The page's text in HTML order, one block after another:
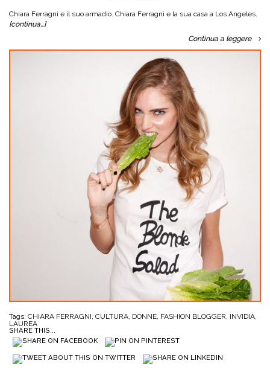
Chiara Ferragni e il suo armadio. Chiara Ferragni e la sua casa a Los Angeles.
[continua…]
Continua a leggere
Tags: CHIARA FERRAGNI, CULTURA, DONNE, FASHION BLOGGER, INVIDIA,
LAUREA
SHARE THIS...